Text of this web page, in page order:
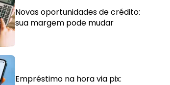
Novas oportunidades de crédito:
sua margem pode mudar
Empréstimo na hora via pix: